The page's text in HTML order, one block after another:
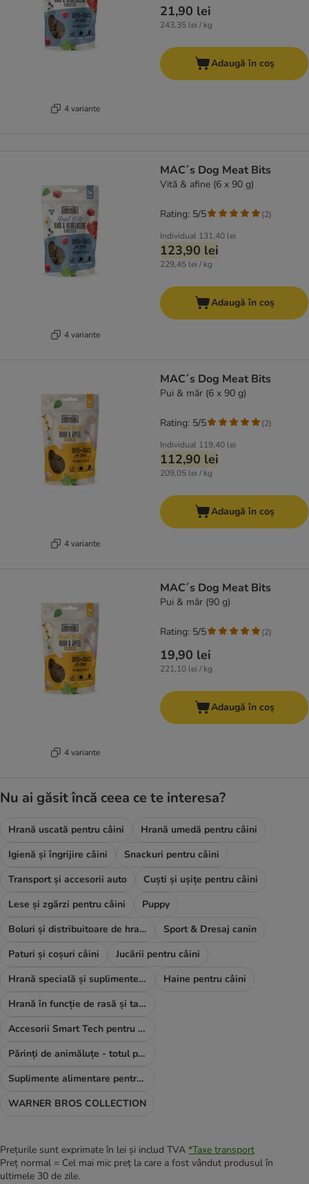
4 variante
21,90 lei
243,35 lei / kg
Adaugă în coș
4 variante
MAC´s Dog Meat Bits
Vită & afine (6 x 90 g)
Individual 131,40 lei
123,90 lei
229,45 lei / kg
Rating: 5/5 (2)
Adaugă în coș
4 variante
MAC´s Dog Meat Bits
Pui & măr (6 x 90 g)
Individual 119,40 lei
112,90 lei
209,05 lei / kg
Rating: 5/5 (2)
Adaugă în coș
4 variante
MAC´s Dog Meat Bits
Pui & măr (90 g)
19,90 lei
221,10 lei / kg
Rating: 5/5 (2)
Adaugă în coș
Nu ai găsit încă ceea ce te interesa?
Hrană uscată pentru câini
Hrană umedă pentru câini
Igienă și îngrijire câini
Snackuri pentru câini
Transport și accesorii auto
Cuști și ușițe pentru câini
Lese și zgărzi pentru câini
Puppy
Boluri și distribuitoare de hrană și apă
Sport & Dresaj canin
Paturi și coșuri câini
Jucării pentru câini
Hrană specială și suplimente alimentare
Haine pentru câini
Hrană în funcție de rasă și talie
Accesorii Smart Tech pentru câini
Părinți de animăluțe - totul pentru TINE
Suplimente alimentare pentru câini
WARNER BROS COLLECTION
Prețurile sunt exprimate în lei și includ TVA *Taxe transport
Preț normal = Cel mai mic preț la care a fost vândut produsul în
ultimele 30 de zile.